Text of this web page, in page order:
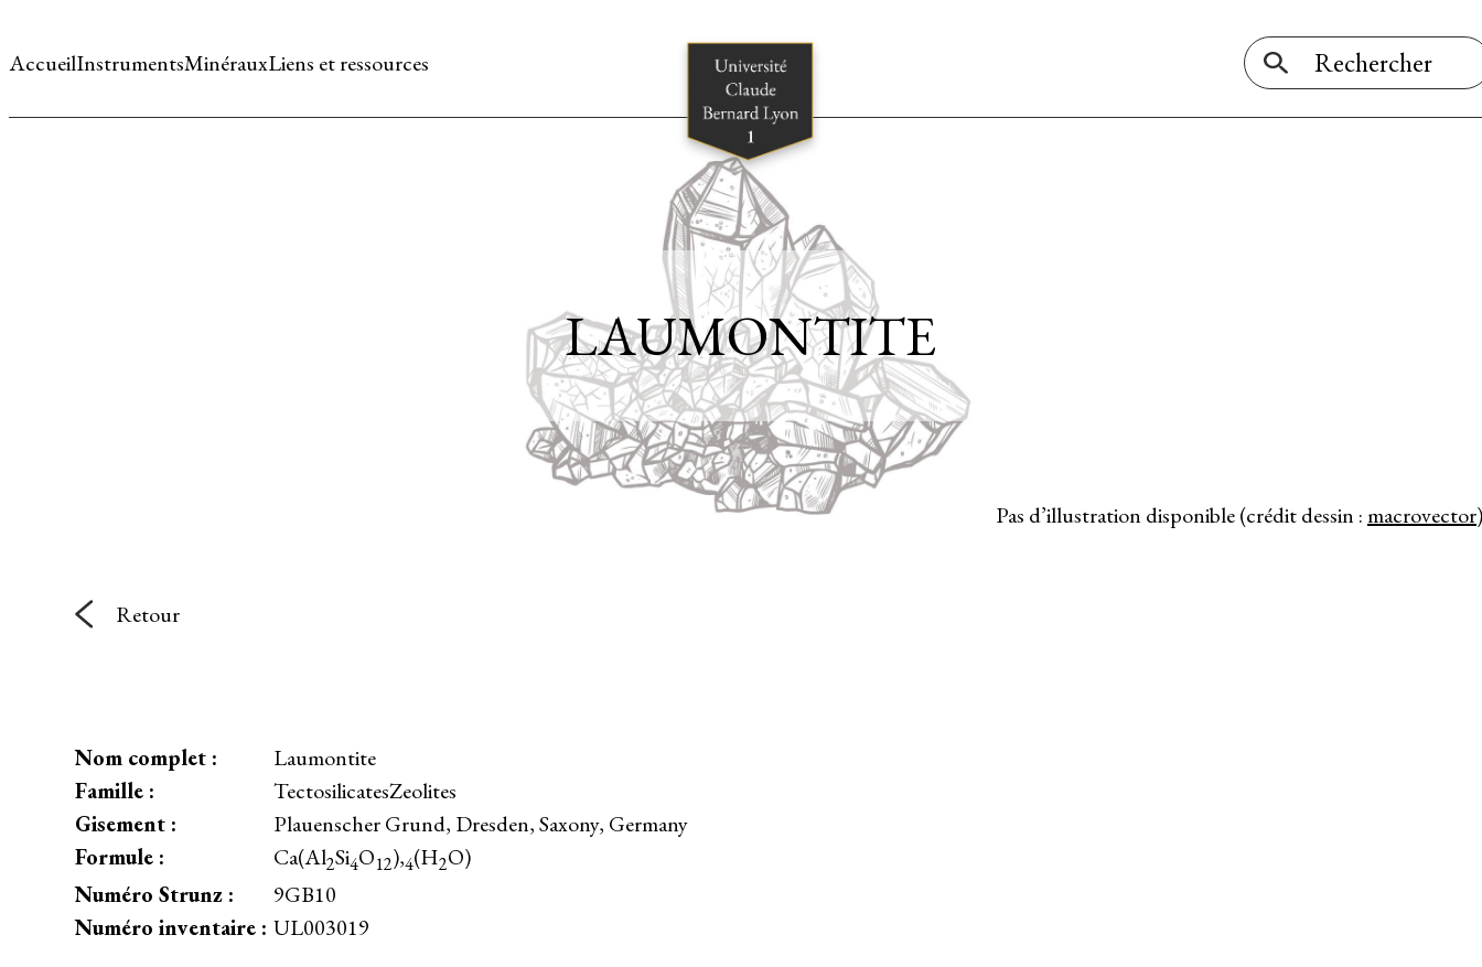
AccueilInstrumentsMinérauxLiens et ressources
Pas d’illustration disponible (crédit dessin :macrovector)
LAUMONTITE
Retour
Nom complet :
Laumontite
Famille :
TectosilicatesZeolites
Gisement :
Plauenscher Grund, Dresden, Saxony, Germany
Formule :
Ca(Al2Si4O12),4(H2O)
Numéro Strunz :
9GB10
Numéro inventaire : UL003019